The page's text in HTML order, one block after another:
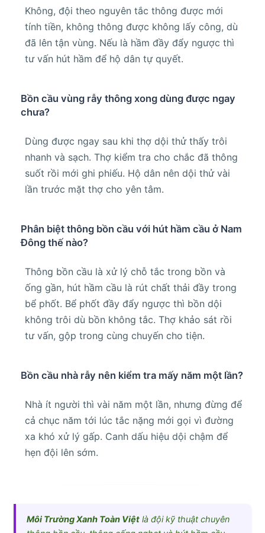
Không, đội theo nguyên tắc thông được mới
tính tiền, không thông được không lấy công, dù
đã lên tận vùng. Nếu là hầm đầy đẩy ngược thì
tư vấn hút hầm để hộ dân tự quyết.
Bồn cầu vùng rẫy thông xong dùng được ngay
chưa?
Dùng được ngay sau khi thợ dội thử thấy trôi
nhanh và sạch. Thợ kiểm tra cho chắc đã thông
suốt rồi mới ghi phiếu. Hộ dân nên dội thử vài
lần trước mặt thợ cho yên tâm.
Phân biệt thông bồn cầu với hút hầm cầu ở Nam
Đông thế nào?
Thông bồn cầu là xử lý chỗ tắc trong bồn và
ống gần, hút hầm cầu là rút chất thải đầy trong
bể phốt. Bể phốt đầy đẩy ngược thì bồn dội
không trôi dù bồn không tắc. Thợ khảo sát rồi
tư vấn, gộp trong cùng chuyến cho tiện.
Bồn cầu nhà rẫy nên kiểm tra mấy năm một lần?
Nhà ít người thì vài năm một lần, nhưng đừng để
cả chục năm tới lúc tắc nặng mới gọi vì đường
xa khó xử lý gấp. Canh dấu hiệu dội chậm để
hẹn đội lên sớm.
Môi Trường Xanh Toàn Việt là đội kỹ thuật chuyên